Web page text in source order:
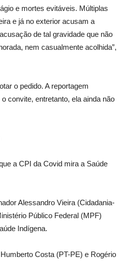
e mortes evitáveis. Múltiplas
e já no exterior acusam a
de tal gravidade que não
nem casualmente acolhida”,
o pedido. A reportagem
convite, entretanto, ela ainda não
a CPI da Covid mira a Saúde
Alessandro Vieira (Cidadania-
Público Federal (MPF)
Indígena.
Costa (PT-PE) e Rogério